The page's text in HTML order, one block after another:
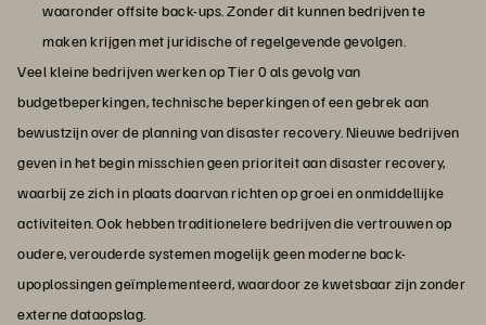
waaronder offsite back-ups. Zonder dit kunnen bedrijven te
maken krijgen met juridische of regelgevende gevolgen.
Veel kleine bedrijven werken op Tier 0 als gevolg van
budgetbeperkingen, technische beperkingen of een gebrek aan
bewustzijn over de planning van disaster recovery. Nieuwe bedrijven
geven in het begin misschien geen prioriteit aan disaster recovery,
waarbij ze zich in plaats daarvan richten op groei en onmiddellijke
activiteiten. Ook hebben traditionelere bedrijven die vertrouwen op
oudere, verouderde systemen mogelijk geen moderne back-
upoplossingen geïmplementeerd, waardoor ze kwetsbaar zijn zonder
externe dataopslag.